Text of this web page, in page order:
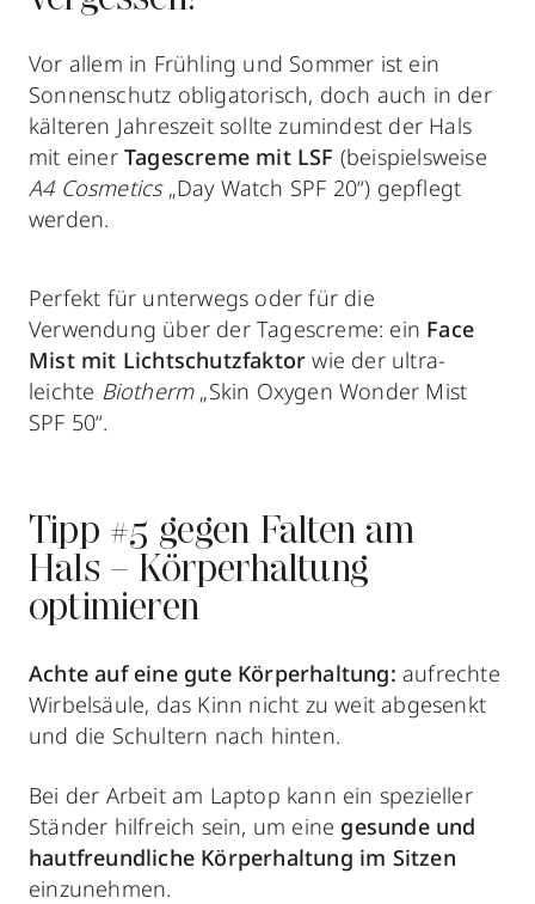
Vor allem in Frühling und Sommer ist ein
Sonnenschutz obligatorisch, doch auch in der
kälteren Jahreszeit sollte zumindest der Hals
mit einer Tagescreme mit LSF (beispielsweise
A4 Cosmetics„Day Watch SPF 20“) gepflegt
werden.
Perfekt für unterwegs oder für die
Verwendung über der Tagescreme: ein Face
Mist mit Lichtschutzfaktor wie der ultra-
leichte Biotherm „Skin Oxygen Wonder Mist
SPF 50“.
Tipp #5 gegen Falten am
Hals – Körperhaltung
optimieren
Achte auf eine gute Körperhaltung: aufrechte
Wirbelsäule, das Kinn nicht zu weit abgesenkt
und die Schultern nach hinten.
Bei der Arbeit am Laptop kann ein spezieller
Ständer hilfreich sein, um eine gesunde und
hautfreundliche Körperhaltung im Sitzen
einzunehmen.